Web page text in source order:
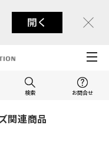
開く
検索 お問合せ
関連商品